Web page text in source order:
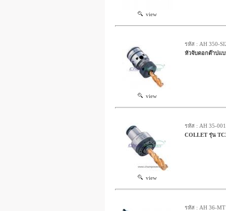
view
view
รหัส : AH 350-
หัวจับดอกต๊าปแ
view
รหัส : AH 35-
COLLET รุ่น
รหัส : AH 36-MT